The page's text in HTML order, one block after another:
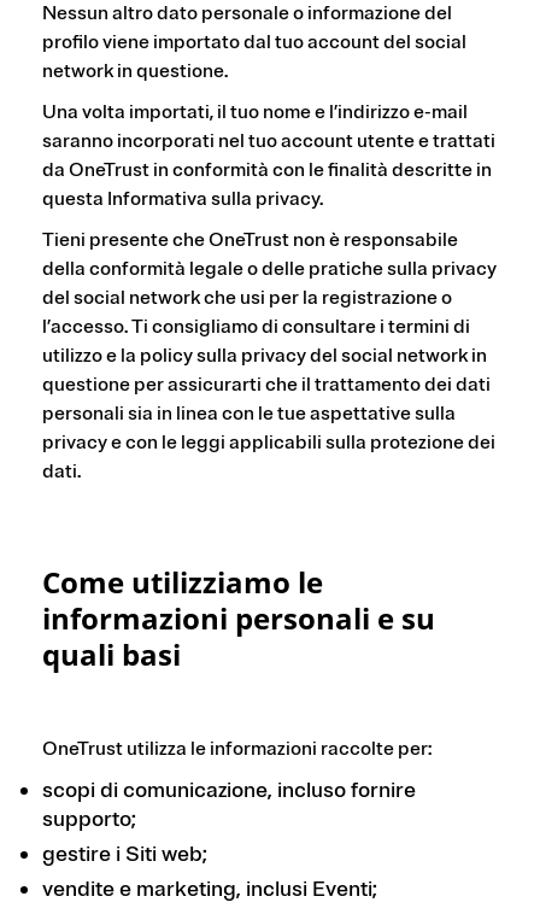
Nessun altro dato personale o informazione del
profilo viene importato dal tuo account del social
network in questione.
Una volta importati, il tuo nome e l’indirizzo e-mail
saranno incorporati nel tuo account utente e trattati
da OneTrust in conformità con le finalità descritte in
questa Informativa sulla privacy.
Tieni presente che OneTrust non è responsabile
della conformità legale o delle pratiche sulla privacy
del social network che usi per la registrazione o
l’accesso. Ti consigliamo di consultare i termini di
utilizzo e la policy sulla privacy del social network in
questione per assicurarti che il trattamento dei dati
personali sia in linea con le tue aspettative sulla
privacy e con le leggi applicabili sulla protezione dei
dati.
Come utilizziamo le
informazioni personali e su
quali basi
OneTrust utilizza le informazioni raccolte per:
scopi di comunicazione, incluso fornire
supporto;
gestire i Siti web;
vendite e marketing, inclusi Eventi;